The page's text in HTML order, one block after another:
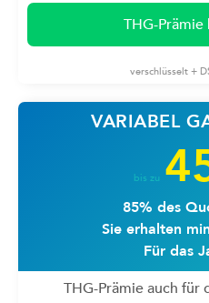
THG-
verschlüsselt +
VARIABEL
bis zu
85% des
Sie erhalten
Für das
THG-Prämie auch für